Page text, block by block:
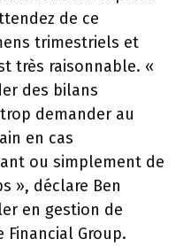
de ce
trimestriels et
très raisonnable. «
des bilans
demander au
en cas
ou simplement de
», déclare Ben
en gestion de
Financial Group.